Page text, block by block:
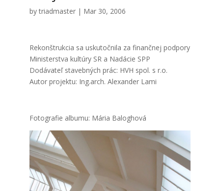
bytriadmaster| Mar 30, 2006
Rekon­štruk­cia sa usku­toč­ni­la za finanč­nej pod­po­ry
Minis­ter­stva kul­tú­ry SR a Nadá­cie SPP
Dodá­va­teľ sta­veb­ných prác: HVH spol. s r.o.
Autor pro­jek­tu: Ing.arch. Ale­xan­der Lami
Foto­gra­fie albu­mu: Mária Balog­ho­vá